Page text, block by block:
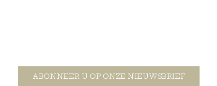
ABONNEER U OP ONZE NIEUWSBRIEF